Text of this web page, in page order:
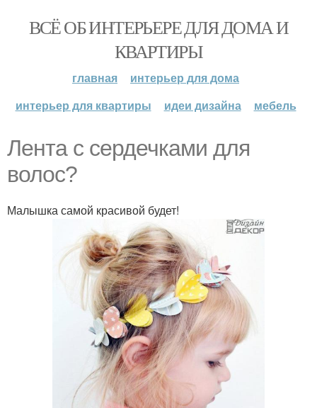
ВСЁ ОБ ИНТЕРЬЕРЕ ДЛЯ ДОМА И
КВАРТИРЫ
главная
интерьер для дома
интерьер для квартиры
идеи дизайна мебель
Лента с сердечками для
волос?
Малышка самой красивой будет!